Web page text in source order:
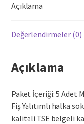
Açıklama
Değerlendirmeler (0)
Açıklama
Paket İçeriği: 5 Adet
Fiş Yalıtımlı halka
kaliteli TSE belgeli